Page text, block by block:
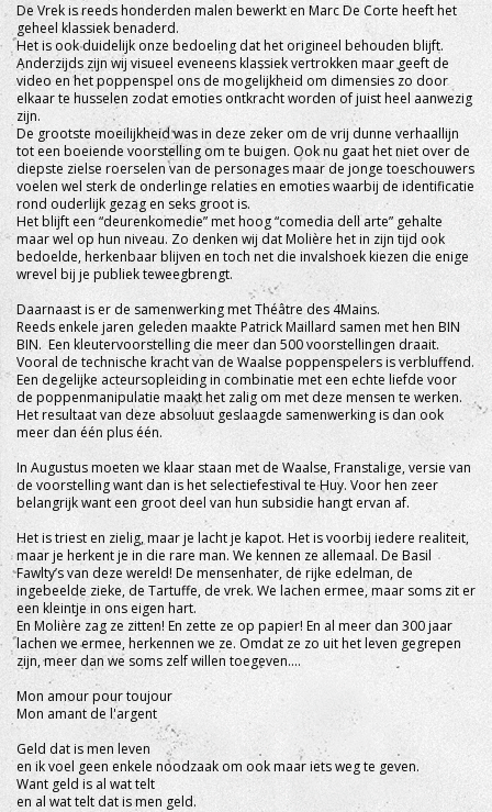
De Vrek is reeds honderden malen bewerkt en Marc De Corte heeft het
geheel klassiek benaderd.
Het is ook duidelijk onze bedoeling dat het origineel behouden blijft.
Anderzijds zijn wij visueel eveneens klassiek vertrokken maar geeft de
video en het poppenspel ons de mogelijkheid om dimensies zo door
elkaar te husselen zodat emoties ontkracht worden of juist heel aanwezig
zijn.
De grootste moeilijkheid was in deze zeker om de vrij dunne verhaallijn
tot een boeiende voorstelling om te buigen. Ook nu gaat het niet over de
diepste zielse roerselen van de personages maar de jonge toeschouwers
voelen wel sterk de onderlinge relaties en emoties waarbij de identificatie
rond ouderlijk gezag en seks groot is.
Het blijft een “deurenkomedie” met hoog “comedia dell arte” gehalte
maar wel op hun niveau. Zo denken wij dat Molière het in zijn tijd ook
bedoelde, herkenbaar blijven en toch net die invalshoek kiezen die enige
wrevel bij je publiek teweegbrengt.
Daarnaast is er de samenwerking met Théâtre des 4Mains.
Reeds enkele jaren geleden maakte Patrick Maillard samen met hen BIN
BIN. Een kleutervoorstelling die meer dan 500 voorstellingen draait.
Vooral de technische kracht van de Waalse poppenspelers is verbluffend.
Een degelijke acteursopleiding in combinatie met een echte liefde voor
de poppenmanipulatie maakt het zalig om met deze mensen te werken.
Het resultaat van deze absoluut geslaagde samenwerking is dan ook
meer dan één plus één.
In Augustus moeten we klaar staan met de Waalse, Franstalige, versie van
de voorstelling want dan is het selectiefestival te Huy. Voor hen zeer
belangrijk want een groot deel van hun subsidie hangt ervan af.
Het is triest en zielig, maar je lacht je kapot. Het is voorbij iedere realiteit,
maar je herkent je in die rare man. We kennen ze allemaal. De Basil
Fawlty’s van deze wereld! De mensenhater, de rijke edelman, de
ingebeelde zieke, de Tartuffe, de vrek. We lachen ermee, maar soms zit er
een kleintje in ons eigen hart.
En Molière zag ze zitten! En zette ze op papier! En al meer dan 300 jaar
lachen we ermee, herkennen we ze. Omdat ze zo uit het leven gegrepen
zijn, meer dan we soms zelf willen toegeven....
Mon amour pour toujour
Mon amant de l'argent
Geld dat is men leven
en ik voel geen enkele noodzaak om ook maar iets weg te geven.
Want geld is al wat telt
en al wat telt dat is men geld.